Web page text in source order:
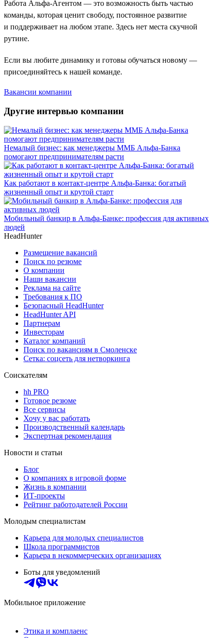
Работа Альфа-Агентом — это возможность быть частью
команды, которая ценит свободу, постоянное развитие
и поддерживает на любом этапе. Здесь нет места скучной
рутине.
Если вы любите динамику и готовы обучаться новому —
присоединяйтесь к нашей команде.
Вакансии компании
Другие интервью компании
Немалый бизнес: как менеджеры ММБ Альфа-Банка
помогают предпринимателям расти
Как работают в контакт-центре Альфа-Банка: богатый
жизненный опыт и крутой старт
Мобильный банкир в Альфа-Банке: профессия для активных
людей
HeadHunter
Размещение вакансий
Поиск по резюме
О компании
Наши вакансии
Реклама на сайте
Требования к ПО
Безопасный HeadHunter
HeadHunter API
Партнерам
Инвесторам
Каталог компаний
Поиск по вакансиям в Смоленске
Сетка: соцсеть для нетворкинга
Соискателям
hh PRO
Готовое резюме
Все сервисы
Хочу у вас работать
Производственный календарь
Экспертная рекомендация
Новости и статьи
Блог
О компаниях в игровой форме
Жизнь в компании
ИТ-проекты
Рейтинг работодателей России
Молодым специалистам
Карьера для молодых специалистов
Школа программистов
Карьера в некоммерческих организациях
Боты для уведомлений
Мобильное приложение
Этика и комплаенс